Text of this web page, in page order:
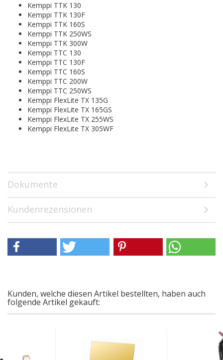
Kemppi TTK 130
Kemppi TTK 130F
Kemppi TTK 160S
Kemppi TTK 250WS
Kemppi TTK 300W
Kemppi TTC 130
Kemppi TTC 130F
Kemppi TTC 160S
Kemppi TTC 200W
Kemppi TTC 250WS
Kemppi FlexLite TX 135G
Kemppi FlexLite TX 165GS
Kemppi FlexLite TX 255WS
Kemppi FlexLite TX 305WF
Dokumente
Kundenrezensionen
Kunden, welche diesen Artikel bestellten, haben auch
folgende Artikel gekauft: